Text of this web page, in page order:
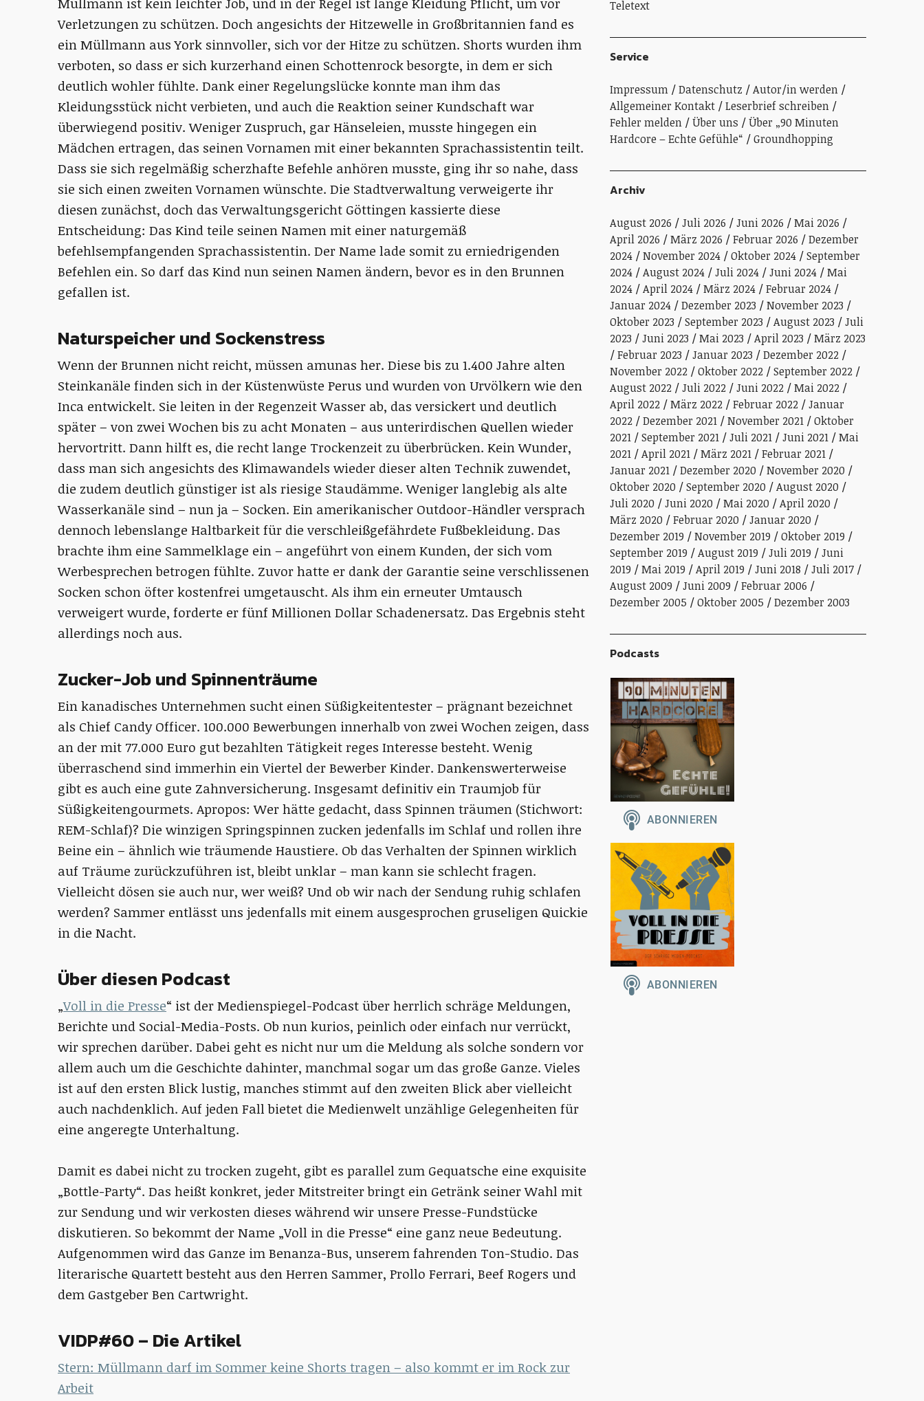
Müllmann ist kein leichter Job, und in der Regel ist lange Kleidung Pflicht, um vor
Verletzungen zu schützen. Doch angesichts der Hitzewelle in Großbritannien fand es
ein Müllmann aus York sinnvoller, sich vor der Hitze zu schützen. Shorts wurden ihm
verboten, so dass er sich kurzerhand einen Schottenrock besorgte, in dem er sich
deutlich wohler fühlte. Dank einer Regelungslücke konnte man ihm das
Kleidungsstück nicht verbieten, und auch die Reaktion seiner Kundschaft war
überwiegend positiv. Weniger Zuspruch, gar Hänseleien, musste hingegen ein
Mädchen ertragen, das seinen Vornamen mit einer bekannten Sprachassistentin teilt.
Dass sie sich regelmäßig scherzhafte Befehle anhören musste, ging ihr so nahe, dass
sie sich einen zweiten Vornamen wünschte. Die Stadtverwaltung verweigerte ihr
diesen zunächst, doch das Verwaltungsgericht Göttingen kassierte diese
Entscheidung: Das Kind teile seinen Namen mit einer naturgemäß
befehlsempfangenden Sprachassistentin. Der Name lade somit zu erniedrigenden
Befehlen ein. So darf das Kind nun seinen Namen ändern, bevor es in den Brunnen
gefallen ist.
Naturspeicher und Sockenstress
Wenn der Brunnen nicht reicht, müssen amunas her. Diese bis zu 1.400 Jahre alten
Steinkanäle finden sich in der Küstenwüste Perus und wurden von Urvölkern wie den
Inca entwickelt. Sie leiten in der Regenzeit Wasser ab, das versickert und deutlich
später – von zwei Wochen bis zu acht Monaten – aus unterirdischen Quellen wieder
hervortritt. Dann hilft es, die recht lange Trockenzeit zu überbrücken. Kein Wunder,
dass man sich angesichts des Klimawandels wieder dieser alten Technik zuwendet,
die zudem deutlich günstiger ist als riesige Staudämme. Weniger langlebig als alte
Wasserkanäle sind – nun ja – Socken. Ein amerikanischer Outdoor-Händler versprach
dennoch lebenslange Haltbarkeit für die verschleißgefährdete Fußbekleidung. Das
brachte ihm eine Sammelklage ein – angeführt von einem Kunden, der sich vom
Werbesprechen betrogen fühlte. Zuvor hatte er dank der Garantie seine verschlissenen
Socken schon öfter kostenfrei umgetauscht. Als ihm ein erneuter Umtausch
verweigert wurde, forderte er fünf Millionen Dollar Schadenersatz. Das Ergebnis steht
allerdings noch aus.
Zucker-Job und Spinnenträume
Ein kanadisches Unternehmen sucht einen Süßigkeitentester – prägnant bezeichnet
als Chief Candy Officer. 100.000 Bewerbungen innerhalb von zwei Wochen zeigen, dass
an der mit 77.000 Euro gut bezahlten Tätigkeit reges Interesse besteht. Wenig
überraschend sind immerhin ein Viertel der Bewerber Kinder. Dankenswerterweise
gibt es auch eine gute Zahnversicherung. Insgesamt definitiv ein Traumjob für
Süßigkeitengourmets. Apropos: Wer hätte gedacht, dass Spinnen träumen (Stichwort:
REM-Schlaf)? Die winzigen Springspinnen zucken jedenfalls im Schlaf und rollen ihre
Beine ein – ähnlich wie träumende Haustiere. Ob das Verhalten der Spinnen wirklich
auf Träume zurückzuführen ist, bleibt unklar – man kann sie schlecht fragen.
Vielleicht dösen sie auch nur, wer weiß? Und ob wir nach der Sendung ruhig schlafen
werden? Sammer entlässt uns jedenfalls mit einem ausgesprochen gruseligen Quickie
in die Nacht.
Über diesen Podcast
„Voll in die Presse“ ist der Medienspiegel-Podcast über herrlich schräge Meldungen,
Berichte und Social-Media-Posts. Ob nun kurios, peinlich oder einfach nur verrückt,
wir sprechen darüber. Dabei geht es nicht nur um die Meldung als solche sondern vor
allem auch um die Geschichte dahinter, manchmal sogar um das große Ganze. Vieles
ist auf den ersten Blick lustig, manches stimmt auf den zweiten Blick aber vielleicht
auch nachdenklich. Auf jeden Fall bietet die Medienwelt unzählige Gelegenheiten für
eine angeregte Unterhaltung.
Damit es dabei nicht zu trocken zugeht, gibt es parallel zum Gequatsche eine exquisite
„Bottle-Party“. Das heißt konkret, jeder Mitstreiter bringt ein Getränk seiner Wahl mit
zur Sendung und wir verkosten dieses während wir unsere Presse-Fundstücke
diskutieren. So bekommt der Name „Voll in die Presse“ eine ganz neue Bedeutung.
Aufgenommen wird das Ganze im Benanza-Bus, unserem fahrenden Ton-Studio. Das
literarische Quartett besteht aus den Herren Sammer, Prollo Ferrari, Beef Rogers und
dem Gastgeber Ben Cartwright.
VIDP#60 – Die Artikel
Stern: Müllmann darf im Sommer keine Shorts tragen – also kommt er im Rock zur
Arbeit
Teletext
Service
Impressum Datenschutz
Autor/in werden
Allgemeiner Kontakt
Leserbrief schreiben
Fehler melden
Über uns
Über „90 Minuten
Hardcore – Echte Gefühle“
Groundhopping
Archiv
August 2026 Juli 2026 Juni 2026
Mai 2026
April 2026
März 2026 Februar 2026
Dezember
2024
November 2024 Oktober 2024
September
2024
August 2024 Juli 2024 Juni 2024
Mai
2024
April 2024 März 2024
Februar 2024
Januar 2024
Dezember 2023
November 2023
Oktober 2023
September 2023 August 2023
Juli
2023
Juni 2023 Mai 2023 April 2023
März 2023
Februar 2023
Januar 2023
Dezember 2022
November 2022
Oktober 2022
September 2022
August 2022
Juli 2022 Juni 2022
Mai 2022
April 2022
März 2022 Februar 2022
Januar
2022
Dezember 2021 November 2021
Oktober
2021
September 2021 Juli 2021 Juni 2021
Mai
2021
April 2021 März 2021
Februar 2021
Januar 2021
Dezember 2020
November 2020
Oktober 2020
September 2020
August 2020
Juli 2020
Juni 2020 Mai 2020
April 2020
März 2020
Februar 2020
Januar 2020
Dezember 2019
November 2019
Oktober 2019
September 2019
August 2019 Juli 2019
Juni
2019
Mai 2019 April 2019 Juni 2018
Juli 2017
August 2009
Juni 2009
Februar 2006
Dezember 2005
Oktober 2005 Dezember 2003
Podcasts